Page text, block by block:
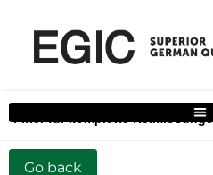
Filter für komplette Heimlösungen